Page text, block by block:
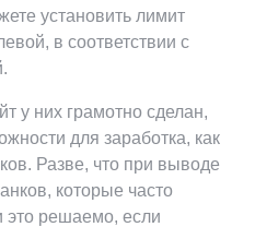
установить лимит
в соответствии с
у них грамотно сделан,
для заработка, как
Разве, что при выводе
которые часто
это решаемо, если